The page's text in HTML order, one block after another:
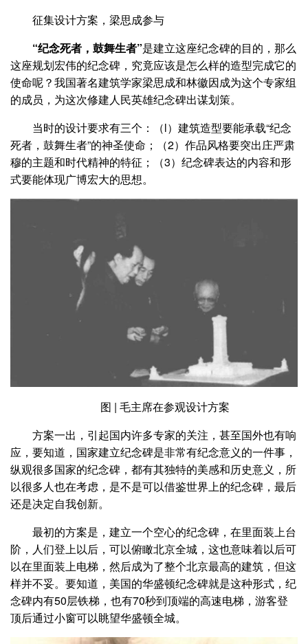
征集设计方案，梁思成参与
“纪念死者，鼓舞生者”是建立这座纪念碑的目的，那么
这座规划宏伟的纪念碑，究竟应该是怎么样的造型完成它的
使命呢？我国著名建筑学家梁思成和林徽因成为这个专家组
的成员，为这次修建人民英雄纪念碑出谋划策。
当时的设计要求有三个：（l）建筑造型要能承载“纪念
死者，鼓舞生者”的神圣使命；（2）作品风格要突出庄严肃
穆的主题和时代精神的特征；（3）纪念碑表达的内容和形
式要能体现广博宏大的思想。
图 | 毛主席在参观设计方案
方案一出，引起国内许多专家的关注，甚至国外也有响
应，要知道，国家建立纪念碑是非常有纪念意义的一件事，
纵观很多国家的纪念碑，都有其独特的美感和历史意义，所
以很多人也在考虑，是不是可以借鉴世界上的纪念碑，最后
还是决定自我创新。
最初的方案是，建立一个空心的纪念碑，在里面装上台
阶，人们登上以后，可以俯瞰北京全城，这也意味着以后可
以在里面装上电梯，然后成为了整个北京最高的建筑，但这
样并不妥。要知道，美国的华盛顿纪念碑就是这种形式，纪
念碑内有50层铁梯，也有70秒到顶端的高速电梯，游客登
顶后通过小窗可以眺望华盛顿全城。